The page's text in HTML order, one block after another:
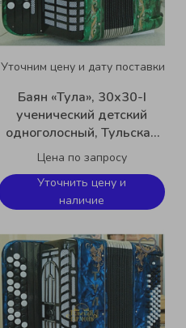
Уточним цену и дату поставки
Баян «Тула», 30х30-I
ученический детский
одноголосный, Тульская
Гармонь BN-56
Цена по запросу
Уточнить цену и
наличие